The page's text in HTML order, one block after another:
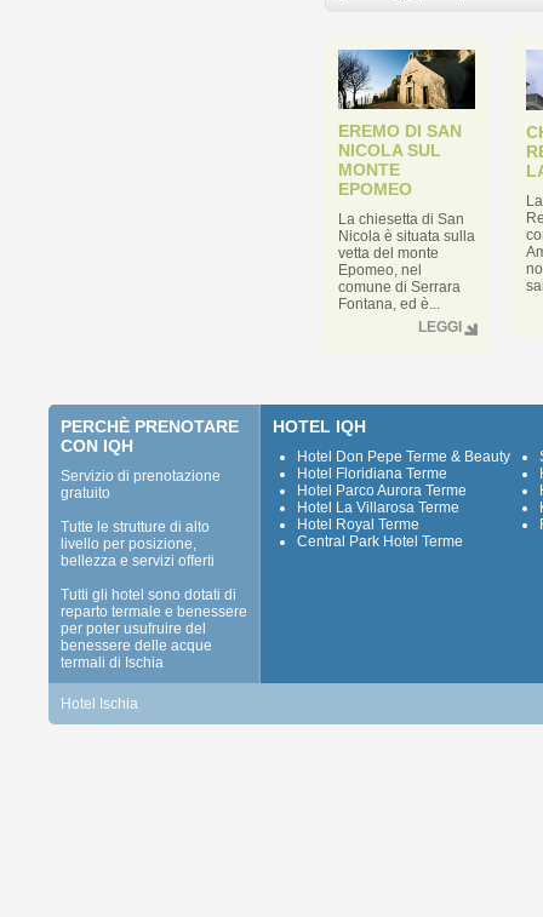
EREMO DI SAN
NICOLA SUL
MONTE
EPOMEO
La chiesetta di San
Nicola è situata sulla
vetta del monte
Epomeo, nel
comune di Serrara
Fontana, ed è...
LEGGI
PERCHÈ PRENOTARE
CON IQH
Servizio di prenotazione
gratuito
Tutte le strutture di alto
livello per posizione,
bellezza e servizi offerti
Tutti gli hotel sono dotati di
reparto termale e benessere
per poter usufruire del
benessere delle acque
termali di Ischia
HOTEL IQH
Hotel Don Pepe Terme & Beauty
Hotel Floridiana Terme
Hotel Parco Aurora Terme
Hotel La Villarosa Terme
Hotel Royal Terme
Central Park Hotel Terme
Hotel Ischia